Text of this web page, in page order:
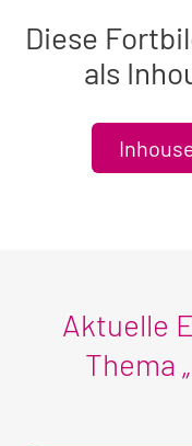
Diese
als
Aktuelle
Thema